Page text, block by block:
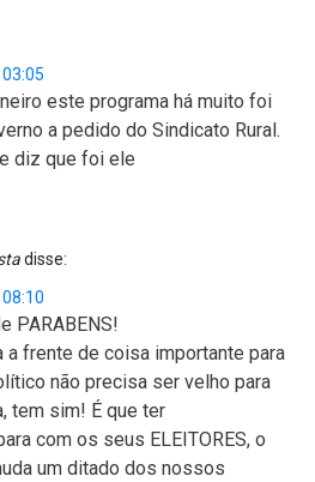
este programa há muito foi
a pedido do Sindicato Rural.
diz que foi ele
disse:
PARABENS!
a frente de coisa importante para
não precisa ser velho para
tem sim! É que ter
com os seus ELEITORES, o
um ditado dos nossos